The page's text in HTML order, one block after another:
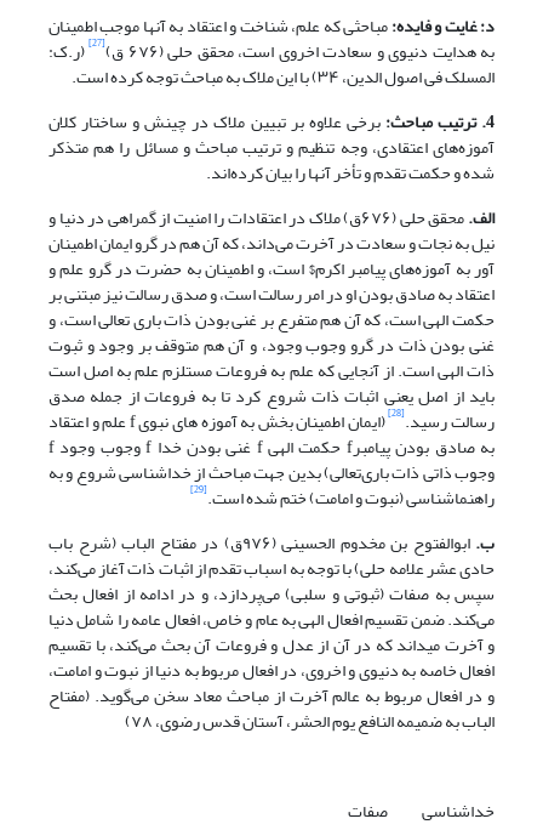
د: غایت و فایده:مباحثی که علم، شناخت و اعتقاد به آنها موجب اطمینان
به هدایت دنیوی و سعادت اخروی است، محقق حلی (۶۷۶ ق) [27] (ر.ک:
المسلک فی اصول الدین، ۳۴) با این ملاک به مباحث توجه کرده است.
4. ترتیب مباحث:
برخی علاوه بر تبیین ملاک در چینش و ساختار کلان
آموزه‌های اعتقادی، وجه تنظیم و ترتیب مباحث و مسائل را هم متذکر
شده‌ و حکمت تقدم و تأخر آنها را بیان کرده‌اند.
الف.
محقق حلی (۶۷۶ق) ملاک در اعتقادات را امنیت از گمراهی در دنیا و
نیل به نجات و سعادت در آخرت می‌داند، که آن هم در گرو ایمان اطمینان
آور به آموزه‌های پیامبر اکرم$ است، و اطمینان به حضرت در گرو علم و
اعتقاد به صادق بودن او در امر رسالت است، و صدق رسالت نیز مبتنی بر
حکمت الهی است، که آن هم متفرع بر غنی بودن ذات باری تعالی است، و
غنی بودن ذات در گرو وجوب وجود، و آن هم متوقف بر وجود و ثبوت
ذات الهی است. از آنجایی که علم به فروعات مستلزم علم به اصل است
باید از اصل یعنی اثبات ذات شروع کرد تا به فروعات از جمله صدق
رسالت رسید.[28] (ایمان اطمینان بخش به آموزه های نبوی f علم و اعتقاد
به صادق بودن پیامبرf حکمت الهی f غنی بودن خدا f وجوب وجود f
وجوب ذاتی ذات باری‌تعالی) بدین جهت مباحث از خداشناسی شروع و به
راهنماشناسی (نبوت و امامت) ختم شده است.[29]
ب. ابوالفتوح بن مخدوم الحسینی (۹۷۶ق) در مفتاح الباب (شرح باب
حادی عشر علامه حلی) با توجه به اسباب تقدم از اثبات ذات آغاز می‌کند،
سپس به صفات (ثبوتی و سلبی) می‌پردازد، و در ادامه از افعال بحث
می‌کند. ضمن تقسیم افعال الهی به عام و خاص، افعال عامه را شامل دنیا
و آخرت می‎داند که در آن از عدل و فروعات آن بحث می‌کند، با تقسیم
افعال خاصه به دنیوی و اخروی، در افعال مربوط به دنیا از نبوت و امامت،
و در افعال مربوط به عالم آخرت از مباحث معاد سخن می‌گوید. (مفتاح
الباب به ضمیمه النافع یوم الحشر، آستان قدس رضوی، ۷۸)
خداشناسی صفات